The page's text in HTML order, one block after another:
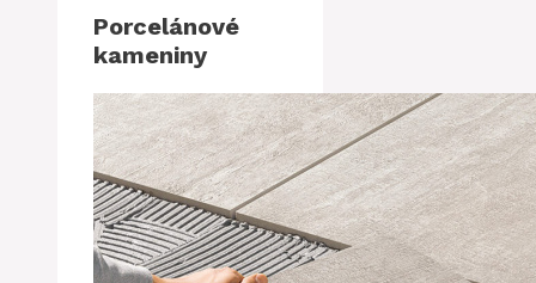
Porcelánové
kameniny